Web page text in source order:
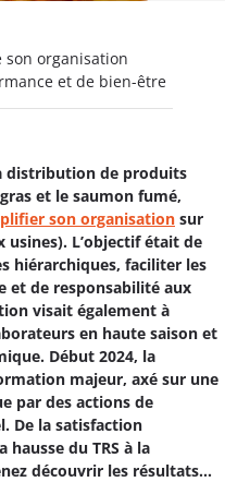
son organisation
et de bien-être
distribution de produits
et le saumon fumé,
son organisation sur
L’objectif était de
hiérarchiques, faciliter les
et de responsabilité aux
visait également à
en haute saison et
Début 2024, la
majeur, axé sur une
par des actions de
De la satisfaction
hausse du TRS à la
découvrir les résultats…